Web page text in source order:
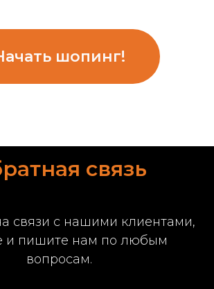
шопинг!
связь
связи с нашими клиентами,
и пишите нам по любым
вопросам.